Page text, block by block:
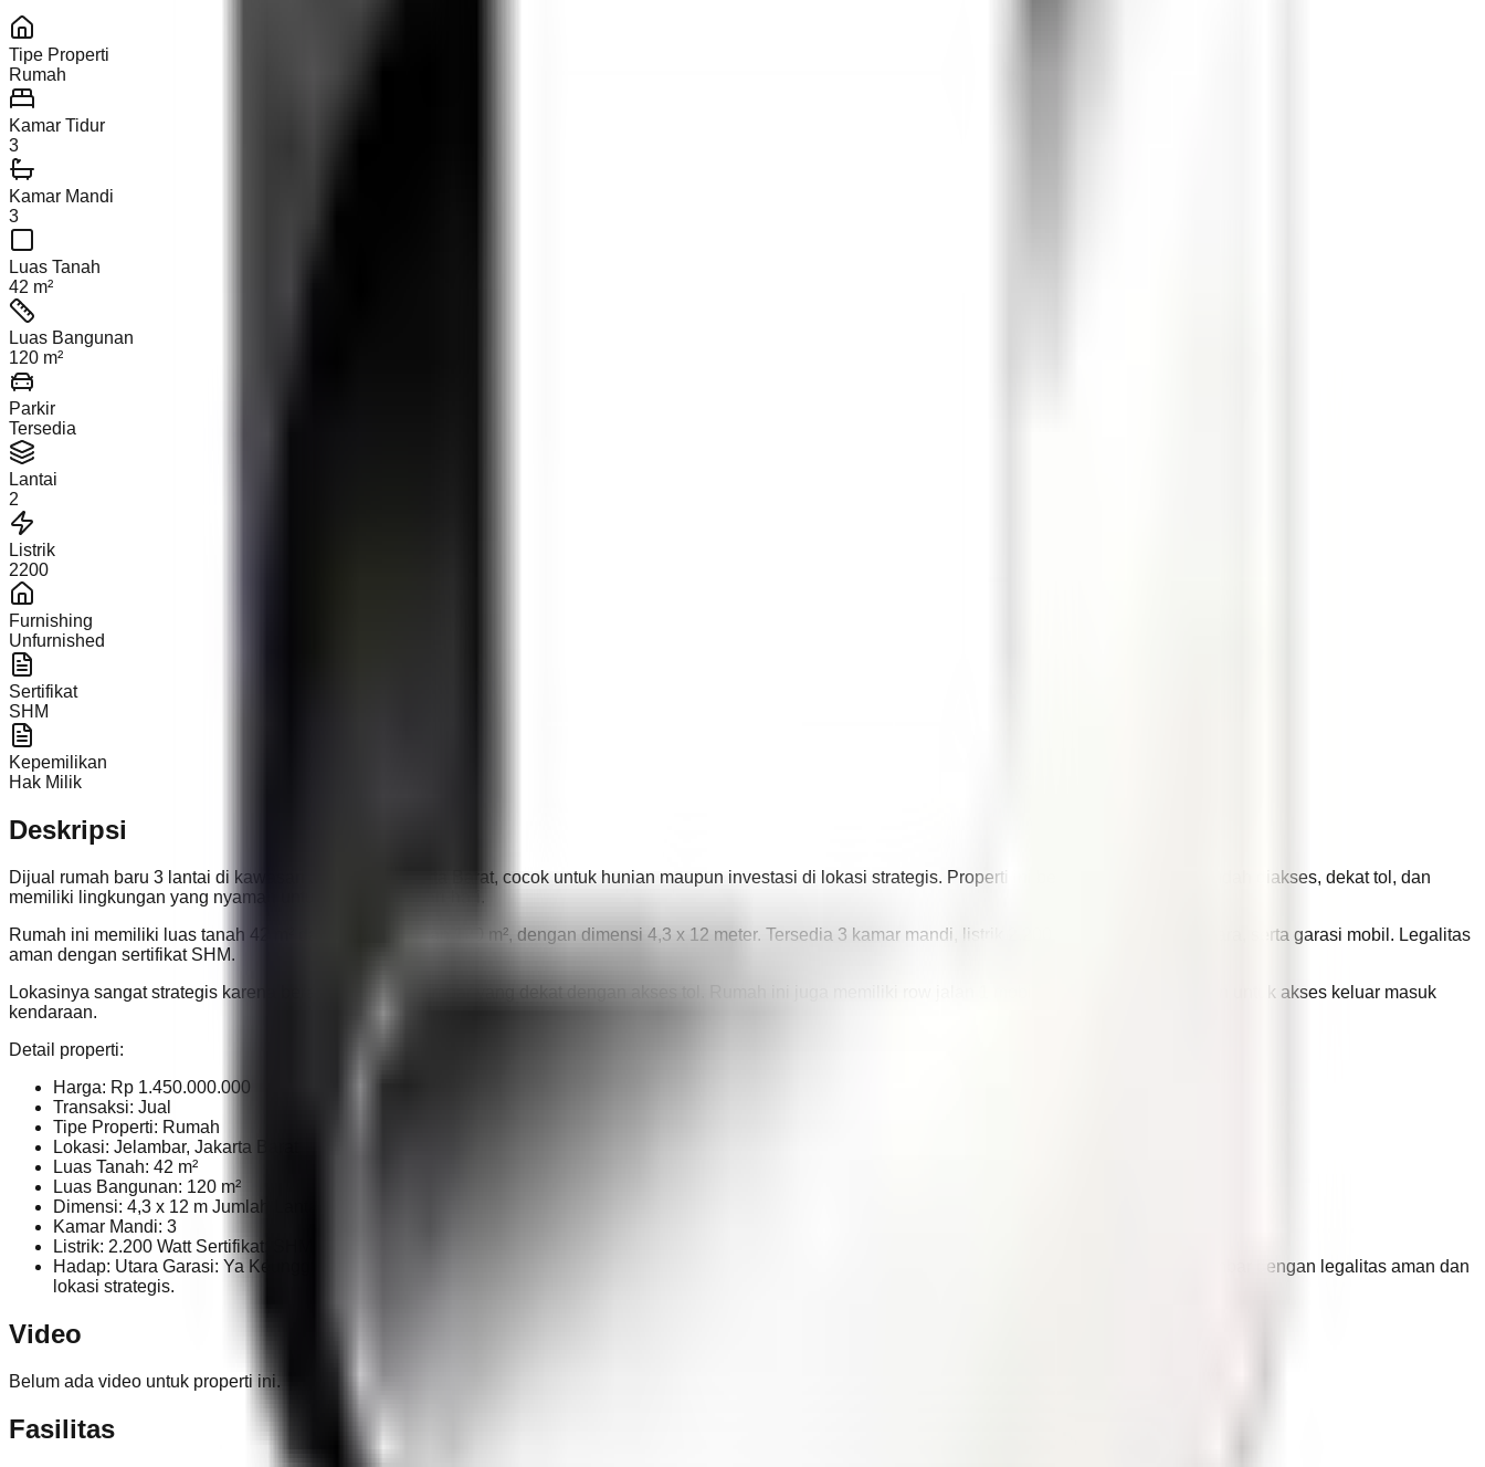
Tipe Properti
Rumah
Kamar Tidur
3
Kamar Mandi
3
Luas Tanah
42 m²
Luas Bangunan
120 m²
Parkir
Tersedia
Lantai
2
Listrik
2200
Furnishing
Unfurnished
Sertifikat
SHM
Kepemilikan
Hak Milik
Deskripsi
Dijual rumah baru 3 lantai di kawasan Jelambar, Jakarta Barat, cocok untuk hunian maupun investasi di lokasi strategis. Properti ini berada di area yang mudah diakses, dekat tol, dan
memiliki lingkungan yang nyaman untuk aktivitas sehari-hari.
Rumah ini memiliki luas tanah 42 m² dan luas bangunan 120 m², dengan dimensi 4,3 x 12 meter. Tersedia 3 kamar mandi, listrik 2.200 watt, posisi hadap utara, serta garasi mobil. Legalitas
aman dengan sertifikat SHM.
Lokasinya sangat strategis karena berada di area Jelambar yang dekat dengan akses tol. Rumah ini juga memiliki row jalan 1 mobil, sehingga tetap nyaman untuk akses keluar masuk
kendaraan.
Detail properti:
Harga: Rp 1.450.000.000
Transaksi: Jual
Tipe Properti: Rumah
Lokasi: Jelambar, Jakarta Barat
Luas Tanah: 42 m²
Luas Bangunan: 120 m²
Dimensi: 4,3 x 12 m Jumlah Lantai: 3
Kamar Mandi: 3
Listrik: 2.200 Watt Sertifikat: SHM
Hadap: Utara Garasi: Ya Keunggulan: Rumah baru, dekat akses tol, lokasi strategis Pilihan tepat bagi Anda yang mencari rumah baru 3 lantai di Jelambar dengan legalitas aman dan
lokasi strategis.
Video
Belum ada video untuk properti ini.
Fasilitas